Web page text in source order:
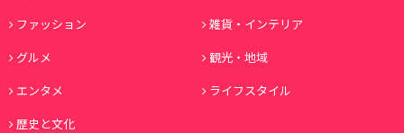
ファッション
雑貨・インテリア
グルメ
観光・地域
エンタメ
ライフスタイル
歴史と文化